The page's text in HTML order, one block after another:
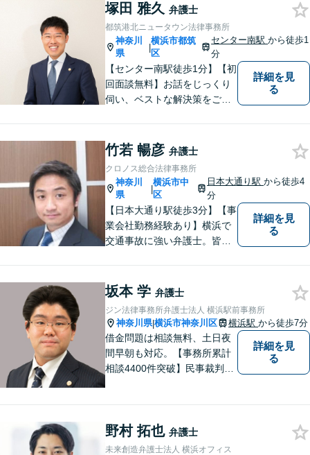
り添った弁護活動を目指しま
す。 お困りの方はぜひご相談
ください。
塚田 雅久 弁護士
都筑港北ニュータウン法律事務所
神奈川
県
|
横浜市都筑
区
センター南駅から徒歩1
分
【センター南駅徒歩1分】【初
回面談無料】お話をじっくり
伺い、ベストな解決策をご一
難解な用語は極力用いずに平
易かつ具体的な説明を心がけ
ていますので、まずは一度お
気軽にご相談頂ければと思い
ます。
詳細を見
る
竹若 暢彦 弁護士
クロノス総合法律事務所
神奈川
県
|
横浜市中
区
日本大通り駅から徒歩4
分
【日本大通り駅徒歩3分】【事
業会社勤務経験あり】横浜で
交通事故に強い弁護士。皆様
最大限サポートいたします。
初回無料相談にて、お気軽に
ご相談くださいませ。
詳細を見
る
坂本 学 弁護士
ジン法律事務所弁護士法人 横浜駅前事務所
神奈川県|横浜市神奈川区 横浜駅 から徒歩7分
借金問題は相談無料、土日夜
間早朝も対応。【事務所累計
相談4400件突破】民事裁判／
詳細を見
る
野村 拓也 弁護士
未来創造弁護士法人 横浜オフィス